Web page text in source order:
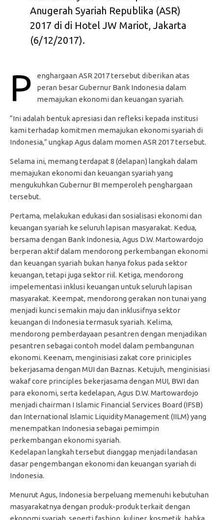
Anugerah Syariah Republika (ASR)
2017 di di Hotel JW Mariot, Jakarta
(6/12/2017).
P
enghargaan ASR 2017 tersebut diberikan atas
peran besar Gubernur Bank Indonesia dalam
memajukan ekonomi dan keuangan syariah.
“Ini adalah bentuk apresiasi dan refleksi kepada institusi
kami terhadap komitmen memajukan ekonomi syariah di
Indonesia,” ungkap Agus dalam momen ASR 2017 tersebut.
Selama ini, memang terdapat 8 (delapan) langkah dalam
memajukan ekonomi dan keuangan syariah yang
mengukuhkan Gubernur BI memperoleh penghargaan
tersebut.
Pertama, melakukan edukasi dan sosialisasi ekonomi dan
keuangan syariah ke seluruh lapisan masyarakat. Kedua,
bersama dengan Bank Indonesia, Agus D.W. Martowardojo
berperan aktif dalam mendorong perkembangan ekonomi
dan keuangan syariah bukan hanya fokus pada sektor
keuangan, tetapi juga sektor riil. Ketiga, mendorong
impelementasi inklusi keuangan untuk seluruh lapisan
masyarakat. Keempat, mendorong gerakan non tunai yang
menjadi kunci semakin maju dan inklusifnya sektor
keuangan di Indonesia termasuk syariah. Kelima,
mendorong pemberdayaan pesantren dengan menjadikan
pesantren sebagai contoh model dalam pembangunan
ekonomi. Keenam, menginisiasi zakat core priniciples
bekerjasama dengan MUI dan Baznas. Ketujuh, menginisiasi
wakaf core principles bekerjasama dengan MUI, BWI dan
para ekonomi, serta kedelapan, Agus D.W. Martowardojo
menjadi chairman I Islamic Financial Services Board (IFSB)
dan International Islamic Liquidity Management (IILM) yang
menempatkan Indonesia sebagai pemimpin
perkembangan ekonomi syariah.
Kedelapan langkah tersebut dianggap menjadi landasan
dasar pengembangan ekonomi dan keuangan syariah di
Indonesia.
Menurut Agus, Indonesia berpeluang memenuhi kebutuhan
masyarakatnya dengan produk-produk terkait dengan
ekonomi syariah, seperti fashion, kuliner, kosmetik, bahka